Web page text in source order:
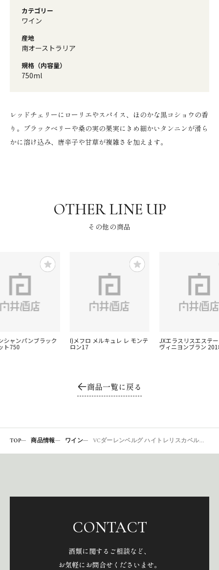
カテゴリー
ワイン
産地
南オーストラリア
規格（内容量）
750ml
レッドチェリーにローリエやスパイス、ほのかな黒コショウの香
り。ブラックベリーや桑の実の果実にきめ細かいタンニンが滑ら
かに溶け込み、唐辛子や甘草が複雑さを加えます。
その他の商品
シャンパンブラック
ト750
I)メフロ メルキュレ レ モンテ
ロン17
JXエラスリスエステ
ヴィニヨンブラン
商品一覧に戻る
TOP 商品情報 ワイン VCダーレンベルグ ハイトレリスカベルネソーヴィニヨン20
CONTACT
酒類に関するご相談など、
お気軽にお問合せくださいませ。